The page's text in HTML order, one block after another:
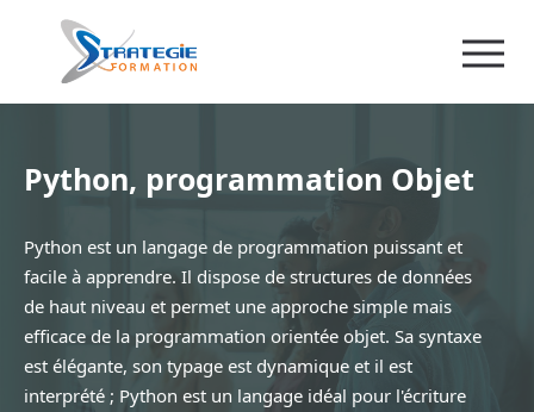
Python, programmation Objet
Python est un langage de programmation puissant et
facile à apprendre. Il dispose de structures de données
de haut niveau et permet une approche simple mais
efficace de la programmation orientée objet. Sa syntaxe
est élégante, son typage est dynamique et il est
interprété ; Python est un langage idéal pour l'écriture